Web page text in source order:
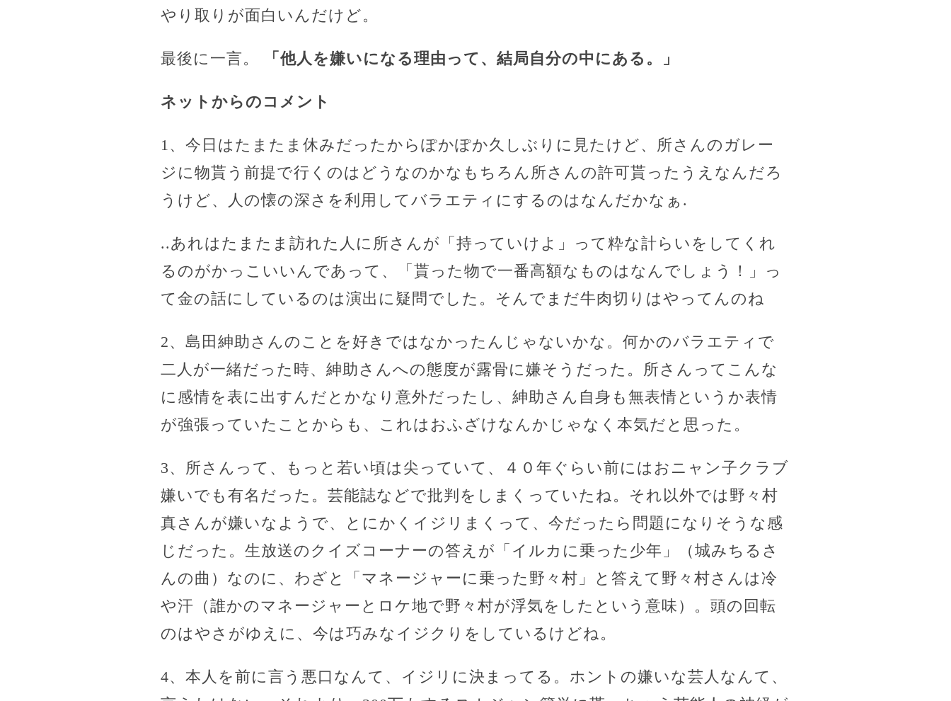
やり取りが面白いんだけど。
最後に一言。 「他人を嫌いになる理由って、結局自分の中にある。」
ネットからのコメント
1、今日はたまたま休みだったからぽかぽか久しぶりに見たけど、所さんのガレー
ジに物貰う前提で行くのはどうなのかなもちろん所さんの許可貰ったうえなんだろ
うけど、人の懐の深さを利用してバラエティにするのはなんだかなぁ.
..あれはたまたま訪れた人に所さんが「持っていけよ」って粋な計らいをしてくれ
るのがかっこいいんであって、「貰った物で一番高額なものはなんでしょう！」っ
て金の話にしているのは演出に疑問でした。そんでまだ牛肉切りはやってんのね
2、島田紳助さんのことを好きではなかったんじゃないかな。何かのバラエティで
二人が一緒だった時、紳助さんへの態度が露骨に嫌そうだった。所さんってこんな
に感情を表に出すんだとかなり意外だったし、紳助さん自身も無表情というか表情
が強張っていたことからも、これはおふざけなんかじゃなく本気だと思った。
3、所さんって、もっと若い頃は尖っていて、４０年ぐらい前にはおニャン子クラブ
嫌いでも有名だった。芸能誌などで批判をしまくっていたね。それ以外では野々村
真さんが嫌いなようで、とにかくイジリまくって、今だったら問題になりそうな感
じだった。生放送のクイズコーナーの答えが「イルカに乗った少年」（城みちるさ
んの曲）なのに、わざと「マネージャーに乗った野々村」と答えて野々村さんは冷
や汗（誰かのマネージャーとロケ地で野々村が浮気をしたという意味）。頭の回転
のはやさがゆえに、今は巧みなイジクりをしているけどね。
4、本人を前に言う悪口なんて、イジリに決まってる。ホントの嫌いな芸人なんて、